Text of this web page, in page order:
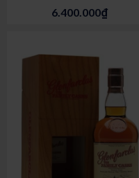
6.400.000₫